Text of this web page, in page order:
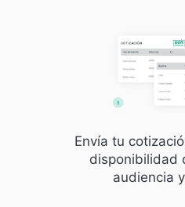
Envía tu
disponibilidad
audiencia